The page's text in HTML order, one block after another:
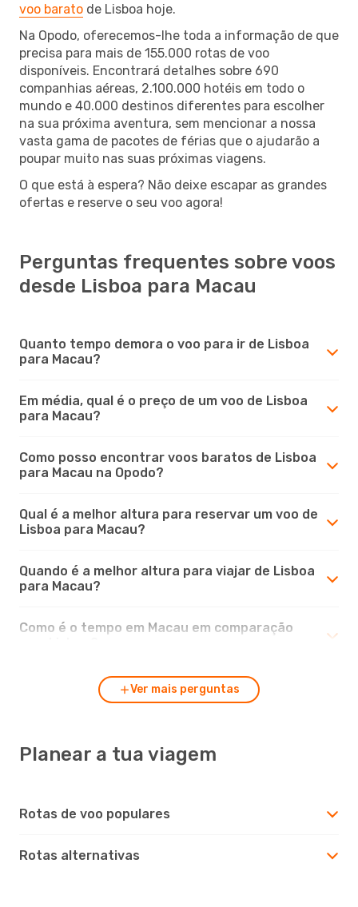
voo barato de Lisboa hoje.
Na Opodo, oferecemos-lhe toda a informação de que
precisa para mais de 155.000 rotas de voo
disponíveis. Encontrará detalhes sobre 690
companhias aéreas, 2.100.000 hotéis em todo o
mundo e 40.000 destinos diferentes para escolher
na sua próxima aventura, sem mencionar a nossa
vasta gama de pacotes de férias que o ajudarão a
poupar muito nas suas próximas viagens.
O que está à espera? Não deixe escapar as grandes
ofertas e reserve o seu voo agora!
Perguntas frequentes sobre voos
desde Lisboa para Macau
Quanto tempo demora o voo para ir de Lisboa
para Macau?
Em média, qual é o preço de um voo de Lisboa
para Macau?
Como posso encontrar voos baratos de Lisboa
para Macau na Opodo?
Qual é a melhor altura para reservar um voo de
Lisboa para Macau?
Quando é a melhor altura para viajar de Lisboa
para Macau?
Como é o tempo em Macau em comparação
Ver mais perguntas
Planear a tua viagem
Rotas de voo populares
Rotas alternativas